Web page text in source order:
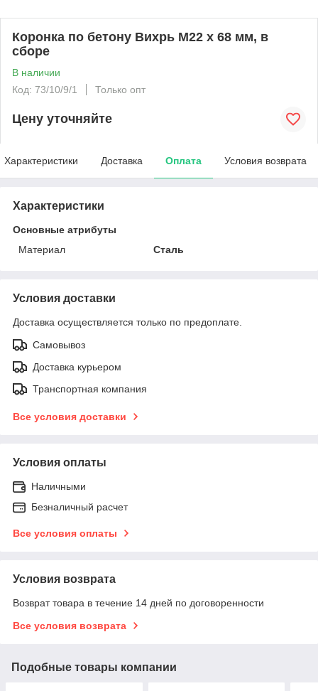
Коронка по бетону Вихрь М22 х 68 мм, в
сборе
В наличии
Код: 73/10/9/1
Только опт
Цену уточняйте
Характеристики Доставка Оплата Условия возврата
Характеристики
Основные атрибуты
Материал
Сталь
Условия доставки
Доставка осуществляется только по предоплате.
Самовывоз
Доставка курьером
Транспортная компания
Все условия доставки
Условия оплаты
Наличными
Безналичный расчет
Все условия оплаты
Условия возврата
Возврат товара в течение 14 дней по договоренности
Все условия возврата
Подобные товары компании